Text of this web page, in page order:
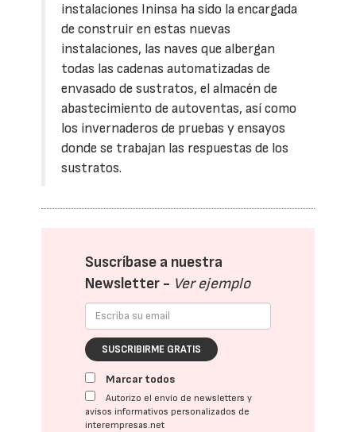
instalaciones Ininsa ha sido la encargada
de construir en estas nuevas
instalaciones, las naves que albergan
todas las cadenas automatizadas de
envasado de sustratos, el almacén de
abastecimiento de autoventas, así como
los invernaderos de pruebas y ensayos
donde se trabajan las respuestas de los
sustratos.
Suscríbase a nuestra
Newsletter - Ver ejemplo
SUSCRIBIRME GRATIS
Marcar todos
Autorizo el envío de newsletters y
avisos informativos personalizados de
interempresas.net